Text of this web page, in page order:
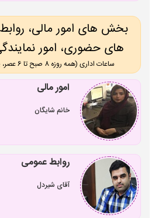
بخش های امور مالی،
های حضوری، امور
ساعات اداری (همه روزه 8 صبح تا 6 عصر، پنج شنبه ها تا 3 عصر )
امور مالی
خانم شایگان
روابط عمومی
آقای شیردل